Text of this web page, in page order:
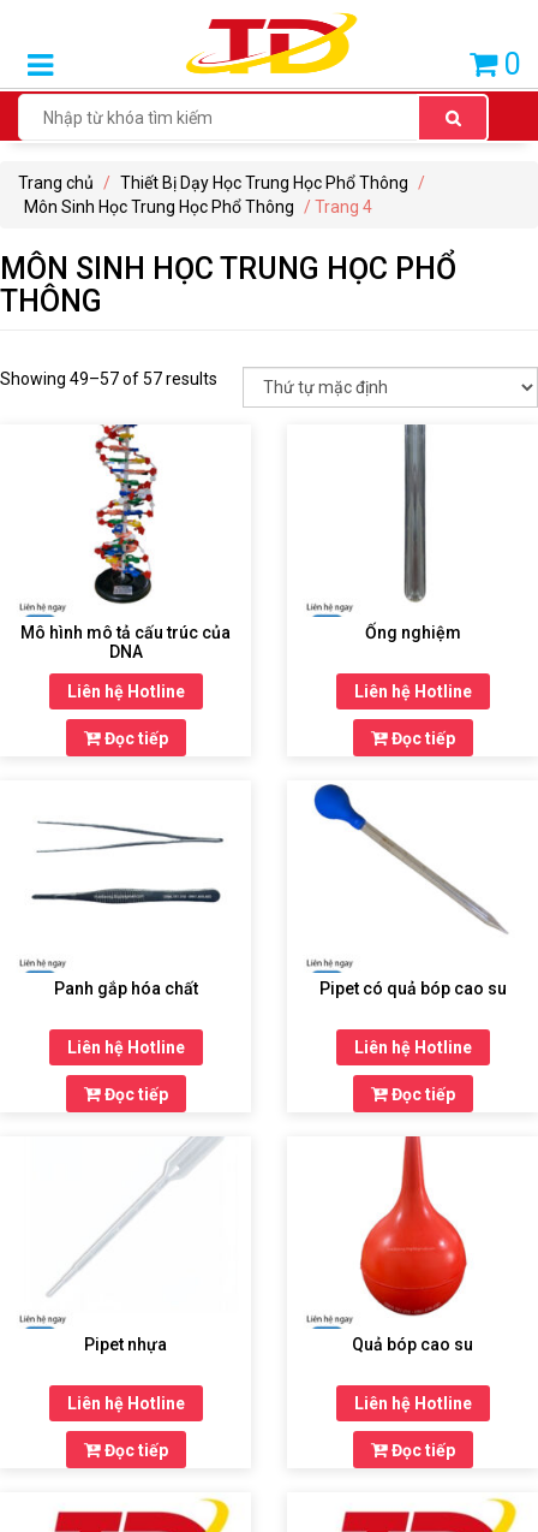
0
PHẨM
BÁN
CHẠY
THIẾT
DẠY
HỌC
TIỂU
BỊ
TRƯỜNG
HỌC
BỊ
CHUNG
Trang chủ / Thiết Bị Dạy Học Trung Học Phổ Thông
/
Môn Sinh Học Trung Học Phổ Thông
/ Trang 4
MÔN SINH HỌC TRUNG HỌC PHỔ
THÔNG
Showing 49–57 of 57 results
Mô hình mô tả cấu trúc của
DNA
Liên hệ Hotline
Đọc tiếp
Ống nghiệm
Liên hệ Hotline
Đọc tiếp
Panh gắp hóa chất
Liên hệ Hotline
Đọc tiếp
Pipet có quả bóp cao su
Liên hệ Hotline
Đọc tiếp
Pipet nhựa
Liên hệ Hotline
Đọc tiếp
Quả bóp cao su
Liên hệ Hotline
Đọc tiếp